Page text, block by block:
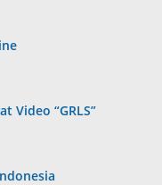
Video “GRLS”